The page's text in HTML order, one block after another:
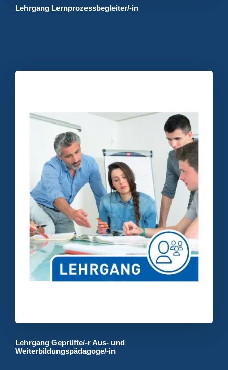
Lehrgang Lernprozessbegleiter/-in
Lehrgang Geprüfte/-r Aus- und
Weiterbildungspädagoge/-in